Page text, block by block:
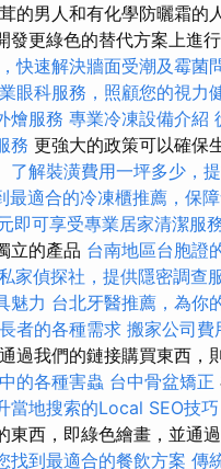
的男人和有化學防曬霜的
更綠色的替代方案上進
快速解決牆面受潮及霉菌
眼科服務，照顧您的視力
燴服務 專業冷凍設備介紹
務 更強大的政策可以確保
了解裝潢費用一坪多少，
最適合的冷凍櫃推薦，保
即可享受專業居家清潔服
立的產品 台南地區台胞證
家偵探社，提供隱密調查
魅力 台北牙醫推薦，為你
者的各種需求 搬家公司費
過我們的鏈接購買東西，
的各種害蟲 台中骨盆矯正
當地搜索的Local SEO技巧
西，即綠色繪畫，並通過
找到最適合的餐飲方案 傳